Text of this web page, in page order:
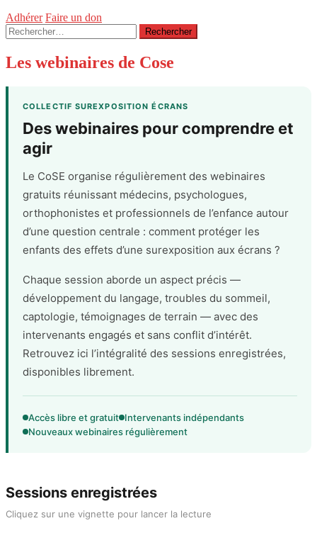
Adhérer Faire un don
Rechercher :
Les webinaires de Cose
COLLECTIF SUREXPOSITION ÉCRANS
Des webinaires pour comprendre et
agir
Le CoSE organise régulièrement des webinaires
gratuits réunissant médecins, psychologues,
orthophonistes et professionnels de l’enfance autour
d’une question centrale : comment protéger les
enfants des effets d’une surexposition aux écrans ?
Chaque session aborde un aspect précis —
développement du langage, troubles du sommeil,
captologie, témoignages de terrain — avec des
intervenants engagés et sans conflit d’intérêt.
Retrouvez ici l’intégralité des sessions enregistrées,
disponibles librement.
Accès libre et gratuit Intervenants indépendants
Nouveaux webinaires régulièrement
Sessions enregistrées
Cliquez sur une vignette pour lancer la lecture